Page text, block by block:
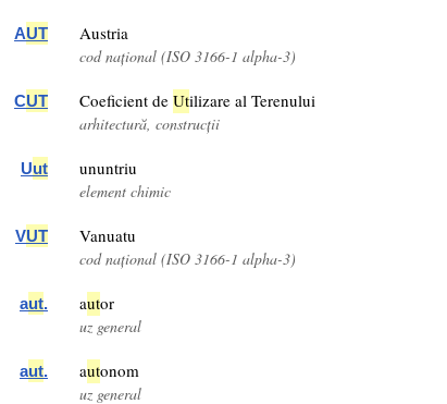
AUT Austria
cod național (ISO 3166-1 alpha-3)
CUT Coeficient de Utilizare al Terenului
arhitectură, construcții
Uut ununtriu
element chimic
VUT Vanuatu
cod național (ISO 3166-1 alpha-3)
aut. autor
uz general
aut. autonom
uz general